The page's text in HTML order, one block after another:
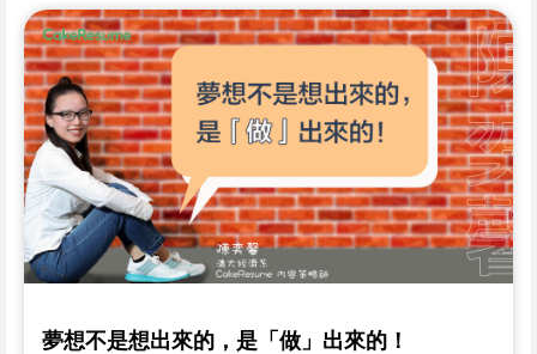
夢想不是想出來的，是「做」出來的！